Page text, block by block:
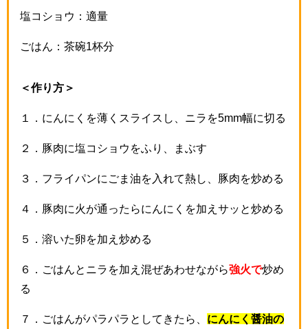
塩コショウ：適量
ごはん：茶碗1杯分
＜作り方＞
１． にんにくを薄くスライスし、ニラを5mm幅に切る
２． 豚肉に塩コショウをふり、まぶす
３． フライパンにごま油を入れて熱し、豚肉を炒める
４． 豚肉に火が通ったらにんにくを加えサッと炒める
５． 溶いた卵を加え炒める
６． ごはんとニラを加え混ぜあわせながら強火で炒め
る
７． ごはんがパラパラとしてきたら、 にんにく醤油の